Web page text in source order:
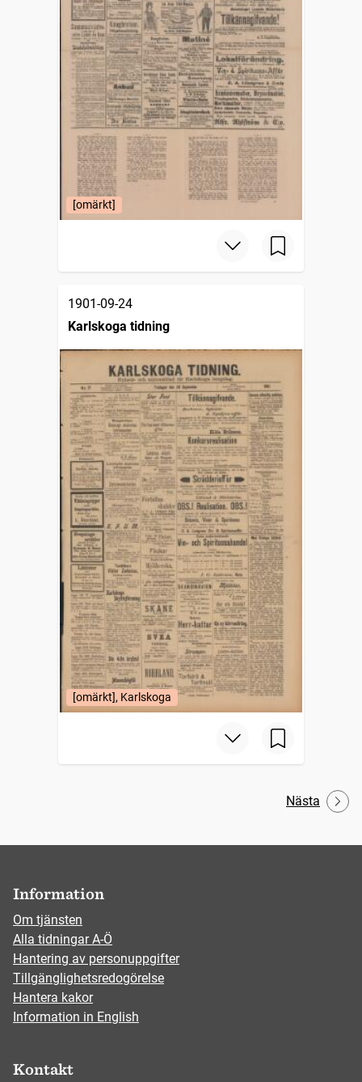
[omärkt]
1901-09-24
Karlskoga tidning
[omärkt], Karlskoga
Nästa
Information
Om tjänsten
Alla tidningar A-Ö
Hantering av personuppgifter
Tillgänglighetsredogörelse
Hantera kakor
Information in English
Kontakt